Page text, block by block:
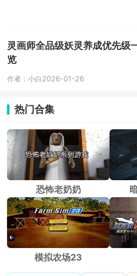
灵画师全品级妖灵养成优先级
览
作者：小白2026-01-26
热门合集
恐怖老奶奶
模拟农场23